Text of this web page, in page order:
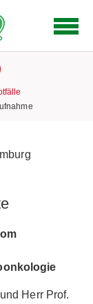
Link
zur
Herr Prof.